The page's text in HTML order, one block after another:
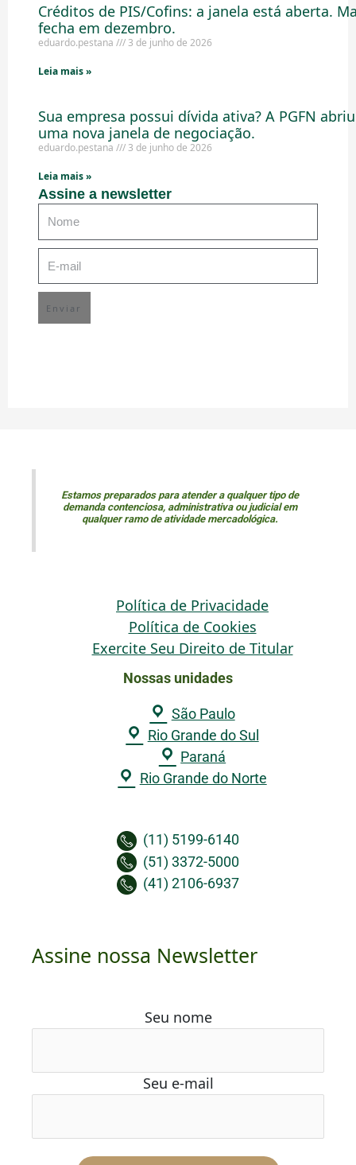
Créditos de PIS/Cofins: a janela está aberta.
fecha em dezembro.
eduardo.pestana 3 de junho de 2026
Leia mais »
Sua empresa possui dívida ativa? A PGFN abriu
uma nova janela de negociação.
eduardo.pestana 3 de junho de 2026
Leia mais »
Assine a newsletter
Enviar
Estamos preparados para atender a qualquer tipo de
demanda contenciosa, administrativa ou judicial em
qualquer ramo de atividade mercadológica.
Política de Privacidade
Política de Cookies
Exercite Seu Direito de Titular
Nossas unidades
São Paulo
Rio Grande do Sul
Paraná
Rio Grande do Norte
(11) 5199-6140
(51) 3372-5000
(41) 2106-6937
Assine nossa Newsletter
Seu nome
Seu e-mail